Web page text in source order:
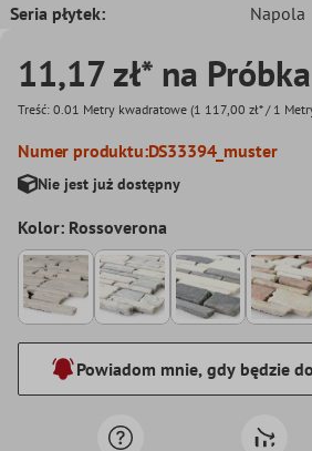
Seria płytek:
Napola
11,17 zł* na Próbka
Treść: 0.01 Metry kwadratowe (1 117,00 zł* / 1
Numer produktu:DS33394_muster
Nie jest już dostępny
Kolor: Rossoverona
Powiadom mnie, gdy będzie